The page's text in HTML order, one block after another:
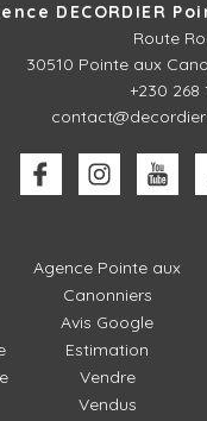
DECORDIER
Route
30510 Pointe aux
+230 268
Agence Pointe aux
Canonniers
Avis Google
Estimation
Vendre
Vendus